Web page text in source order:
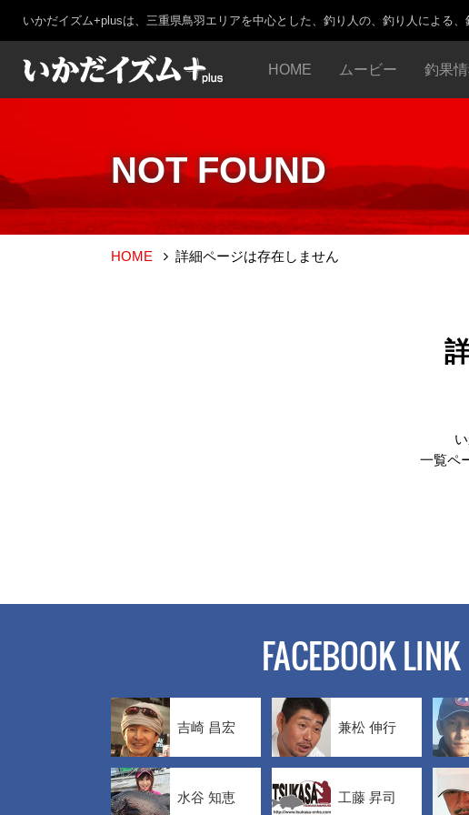
いかだイズム+plusは、三重県鳥羽エリアを中心とした、釣り人の、釣り人による
HOME ムービー 釣果
NOT FOUND
HOME 詳細ページは存在しません
一覧ペ
FACEBOOK LINK
吉崎 昌宏 兼松 伸行
水谷 知恵 工藤 昇司